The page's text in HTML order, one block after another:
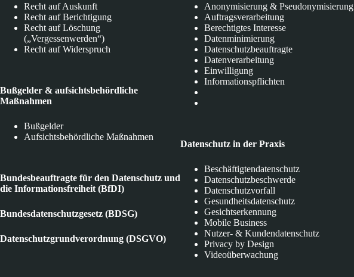
Recht auf Auskunft
Recht auf Berichtigung
Recht auf Löschung
(„Vergessenwerden“)
Recht auf Widerspruch
Bußgelder & aufsichtsbehördliche
Maßnahmen
Bußgelder
Aufsichtsbehördliche Maßnahmen
Bundesbeauftragte für den Datenschutz und
die Informationsfreiheit (BfDI)
Bundesdatenschutzgesetz (BDSG)
Datenschutzgrundverordnung (DSGVO)
Anonymisierung & Pseudonymisierung
Auftragsverarbeitung
Berechtigtes Interesse
Datenminimierung
Datenschutzbeauftragte
Datenverarbeitung
Einwilligung
Informationspflichten
Datenschutz in der Praxis
Beschäftigtendatenschutz
Datenschutzbeschwerde
Datenschutzvorfall
Gesundheitsdatenschutz
Gesichtserkennung
Mobile Business
Nutzer- & Kundendatenschutz
Privacy by Design
Videoüberwachung